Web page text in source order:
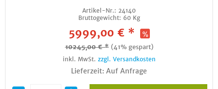
Artikel-Nr.: 24140
Bruttogewicht: 60 Kg
5999,00 € *
10245,00 € * (41% gespart)
inkl. MwSt. zzgl. Versandkosten
Lieferzeit: Auf Anfrage